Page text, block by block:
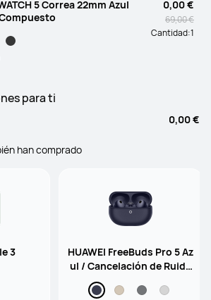
5 Correa 22mm Azul
0,00 €
69,00 €
Cantidad:1
para ti
0,00 €
han comprado
3
HUAWEI FreeBuds Pro 5 Az
ul / Cancelación de Ruido
mediante IA de Doble Moto
r / Sonido Ultrainmersivo